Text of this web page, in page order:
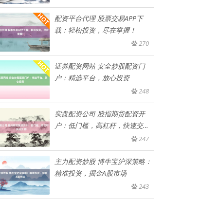
配资平台代理 股票交易APP下
载：轻松投资，尽在掌握！
270
证券配资网站 安全炒股配资门
户：精选平台，放心投资
248
实盘配资公司 股指期货配资开
户：低门槛，高杠杆，快速交
247
主力配资炒股 博牛宝沪深策略：
精准投资，掘金A股市场
243